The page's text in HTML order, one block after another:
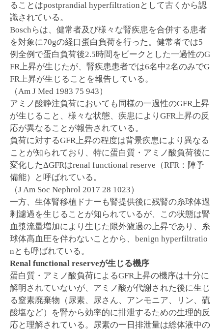
ることはpostprandial hyperfiltrationとして古くから認
識されている。
Boschらは、健常者及び様々な腎疾患を合併する患者
を対象に70gの経口蛋白負荷を行った。健常者では5
例全例で蛋白負荷後2.5時間をピークとした一過性のG
FR上昇が生じたが、腎疾患患者では6名中2名のみでG
FR上昇が生じることを報告している。
（Am J Med 1983 75 943）
アミノ酸静注負荷においても同様の一過性のGFR上昇
が生じること、様々な状態、疾患によりGFR上昇の反
応が異なることが報告されている。
負荷に対するGFR上昇の程度は背景疾患により異なる
ことが知られており、特に蛋白質・アミノ酸負荷後に
変化したΔGFRはrenal functional reserve（RFR：陣予
備能）と呼ばれている。
（J Am Soc Nephrol 2017 28 1023）
一方、生体腎移植ドナーも腎提供後に残腎の糸球体過
剰濾過を生じることが知られているが、この状態は腎
血漿流量増加により生じた限外濾過の上昇であり、糸
球体高血圧を伴わないことから、benign hyperfiltratio
nとも呼ばれている。
Renal functional reserveが生じる機序
蛋白質・アミノ酸負荷によるGFR上昇の機序は十分に
解明されていないが、アミノ酸が代謝された後に生じ
る窒素廃棄物（尿素、尿さん、アンモニア、リン、硫
酸塩など）を腎から効率的に排泄するための生理的反
応と理解されている。尿素の一日排泄量は総体液中の